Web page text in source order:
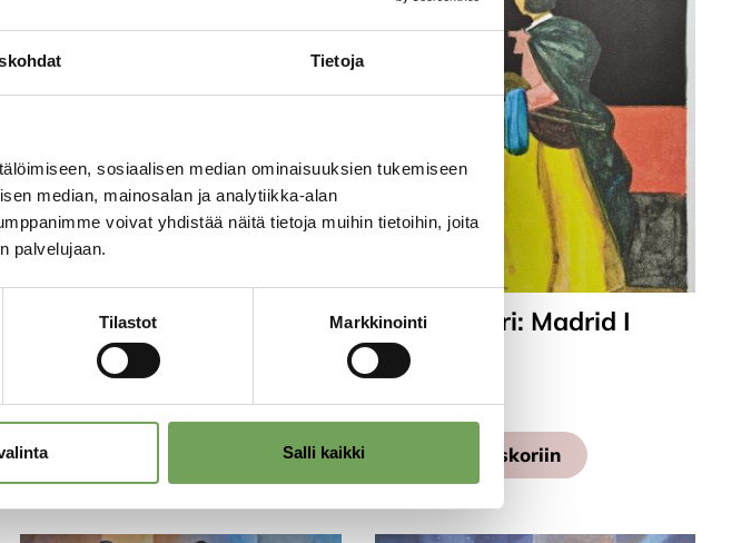
Tietoja
sosiaalisen median ominaisuuksien tukemiseen
median, mainosalan ja analytiikka-alan
voivat yhdistää näitä tietoja muihin tietoihin, joita
palvelujaan.
Tilastot Markkinointi
Salli kaikki
Laine, Lauri: Madrid II
(2023)
Lisää ostoskoriin
Laine, Lauri: Madrid I
(2023)
Lisää ostoskoriin